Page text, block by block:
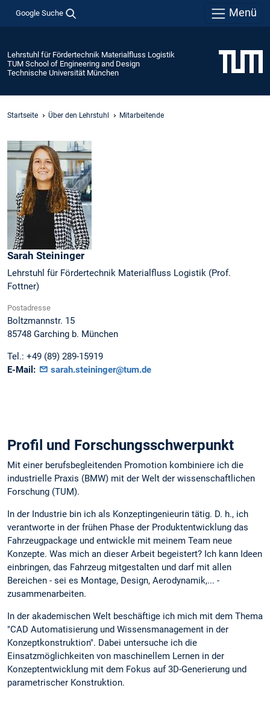
Google Suche Menü
Lehrstuhl für Fördertechnik Materialfluss Logistik
TUM School of Engineering and Design
Technische Universität München
Startseite Über den Lehrstuhl Mitarbeitende
Sarah Steininger
Lehrstuhl für Fördertechnik Materialfluss Logistik (Prof.
Fottner)
Postadresse
Boltzmannstr. 15
85748 Garching b. München
Tel.: +49 (89) 289-15919
E-Mail:
sarah.steininger@tum.de
Profil und Forschungsschwerpunkt
Mit einer berufsbegleitenden Promotion kombiniere ich die
industrielle Praxis (BMW) mit der Welt der wissenschaftlichen
Forschung (TUM).
In der Industrie bin ich als Konzeptingenieurin tätig. D. h., ich
verantworte in der frühen Phase der Produktentwicklung das
Fahrzeugpackage und entwickle mit meinem Team neue
Konzepte. Was mich an dieser Arbeit begeistert? Ich kann Ideen
einbringen, das Fahrzeug mitgestalten und darf mit allen
Bereichen - sei es Montage, Design, Aerodynamik,... -
zusammenarbeiten.
In der akademischen Welt beschäftige ich mich mit dem Thema
"CAD Automatisierung und Wissensmanagement in der
Konzeptkonstruktion". Dabei untersuche ich die
Einsatzmöglichkeiten von maschinellem Lernen in der
Konzeptentwicklung mit dem Fokus auf 3D-Generierung und
parametrischer Konstruktion.